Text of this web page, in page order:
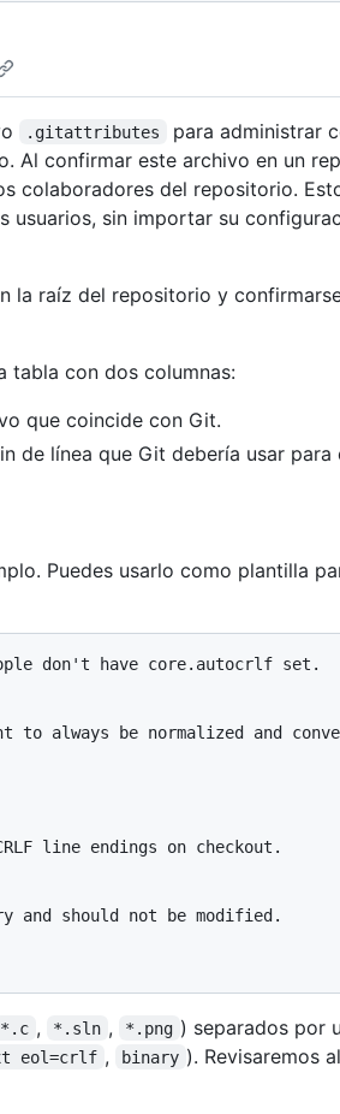
.gitattributes
para administrar
Al confirmar este archivo en un
colaboradores del repositorio.
sin importar su
la raíz del repositorio y
tabla con dos columnas:
que coincide con Git.
de línea que Git debería usar para
Puedes usarlo como plantilla
don't have core.autocrlf set.
always be normalized and
line endings on checkout.
should not be modified.
*.c , *.sln , *.png ) separados por
eol=crlf , binary ). Revisaremos